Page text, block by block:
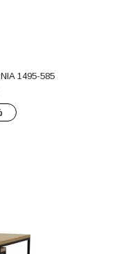
1495-585